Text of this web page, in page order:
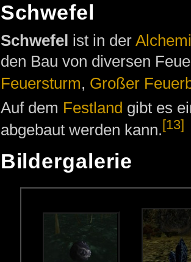
Schwefel
Schwefel ist in der
den Bau von diversen
Feuersturm, Großer
Auf dem Festland gibt es
abgebaut werden kann.[13]
Bildergalerie